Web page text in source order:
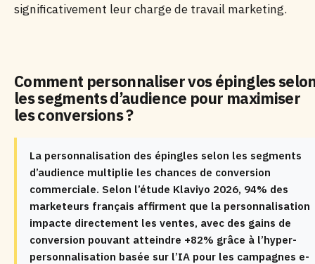
significativement leur charge de travail marketing.
Comment personnaliser vos épingles
les segments d’audience pour maximiser
les conversions ?
La personnalisation des épingles selon les segments
d’audience multiplie les chances de conversion
commerciale. Selon l’étude Klaviyo 2026, 94% des
marketeurs français affirment que la personnalisation
impacte directement les ventes, avec des gains de
conversion pouvant atteindre +82% grâce à l’hyper-
personnalisation basée sur l’IA pour les campagnes e-